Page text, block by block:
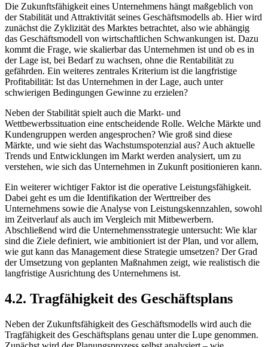
Die Zukunftsfähigkeit eines Unternehmens hängt maßgeblich von
der Stabilität und Attraktivität seines Geschäftsmodells ab. Hier wird
zunächst die Zyklizität des Marktes betrachtet, also wie abhängig
das Geschäftsmodell von wirtschaftlichen Schwankungen ist. Dazu
kommt die Frage, wie skalierbar das Unternehmen ist und ob es in
der Lage ist, bei Bedarf zu wachsen, ohne die Rentabilität zu
gefährden. Ein weiteres zentrales Kriterium ist die langfristige
Profitabilität: Ist das Unternehmen in der Lage, auch unter
schwierigen Bedingungen Gewinne zu erzielen?
Neben der Stabilität spielt auch die Markt- und
Wettbewerbssituation eine entscheidende Rolle. Welche Märkte und
Kundengruppen werden angesprochen? Wie groß sind diese
Märkte, und wie sieht das Wachstumspotenzial aus? Auch aktuelle
Trends und Entwicklungen im Markt werden analysiert, um zu
verstehen, wie sich das Unternehmen in Zukunft positionieren kann.
Ein weiterer wichtiger Faktor ist die operative Leistungsfähigkeit.
Dabei geht es um die Identifikation der Werttreiber des
Unternehmens sowie die Analyse von Leistungskennzahlen, sowohl
im Zeitverlauf als auch im Vergleich mit Mitbewerbern.
Abschließend wird die Unternehmensstrategie untersucht: Wie klar
sind die Ziele definiert, wie ambitioniert ist der Plan, und vor allem,
wie gut kann das Management diese Strategie umsetzen? Der Grad
der Umsetzung von geplanten Maßnahmen zeigt, wie realistisch die
langfristige Ausrichtung des Unternehmens ist.
4.2. Tragfähigkeit des Geschäftsplans
Neben der Zukunftsfähigkeit des Geschäftsmodells wird auch die
Tragfähigkeit des Geschäftsplans genau unter die Lupe genommen.